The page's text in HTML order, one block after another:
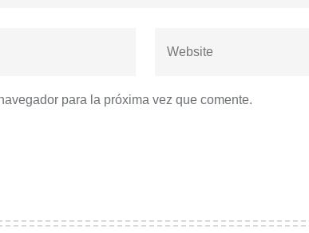
para la próxima vez que comente.